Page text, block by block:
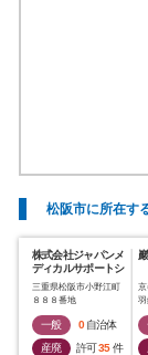
松阪市に所在す
株式会社ジャパンメ
ディカルサポートシ
ステムズ
三重県松阪市小野江町
８８８番地
一般 0 自治体
産廃
許可35 件
羽